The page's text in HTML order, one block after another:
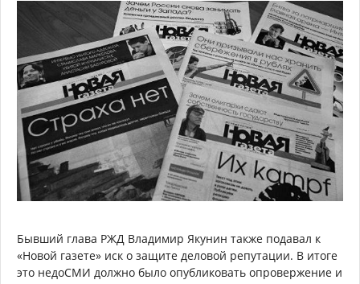
Бывший глава РЖД Владимир Якунин также подавал к
«Новой газете» иск о защите деловой репутации. В итоге
это недоСМИ должно было опубликовать опровержение и